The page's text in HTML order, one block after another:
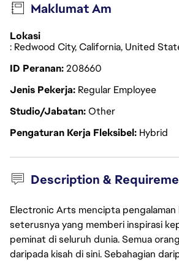
Maklumat Am
Lokasi
: Redwood City, California, United
ID Peranan208660
Jenis Pekerja Regular Employee
Studio/JabatanOther
Pengaturan Kerja Fleksibel Hybrid
Description &
Electronic Arts mencipta pengalaman
seterusnya yang memberi inspirasi
peminat di seluruh dunia. Semua
daripada kisah di sini. Sebahagian